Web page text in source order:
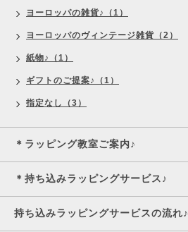
ヨーロッパの雑貨♪（1）
ヨーロッパのヴィンテージ雑貨（2）
紙物♪（1）
ギフトのご提案♪（1）
指定なし（3）
＊ラッピング教室ご案内♪
＊持ち込みラッピングサービス♪
持ち込みラッピングサービスの流れ♪